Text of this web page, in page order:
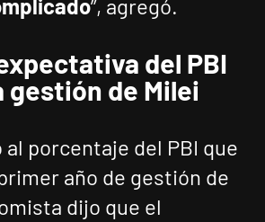
”, agregó.
del PBI
gestión de Milei
porcentaje del PBI que
año de gestión de
dijo que el